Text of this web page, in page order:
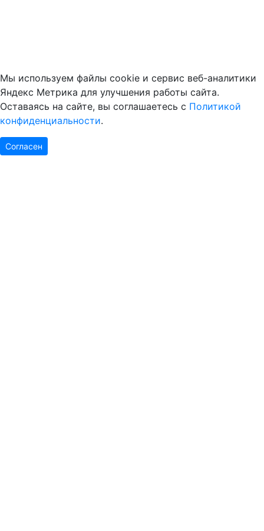
Мы используем файлы cookie и сервис веб-аналитики
Яндекс Метрика для улучшения работы сайта.
Оставаясь на сайте, вы соглашаетесь с Политикой
конфиденциальности.
Согласен